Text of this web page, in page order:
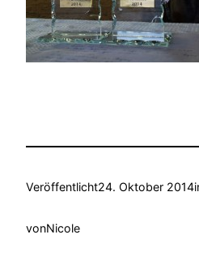
Veröffentlicht24. Oktober 2014
vonNicole